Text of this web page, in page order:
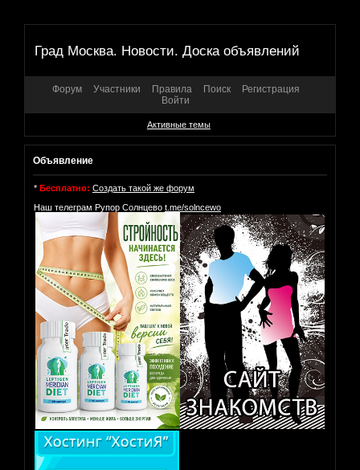
Град Москва. Новости. Доска объявлений
Форум Участники Правила Поиск
Регистрация
Войти
Активные темы
Объявление
* Бесплатно: Создать такой же форум
Наш телеграм Рупор Солнцево t.me/solncewo